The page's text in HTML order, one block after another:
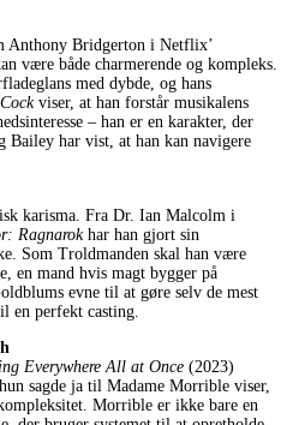
Anthony Bridgerton i Netflix’
være både charmerende og kompleks.
med dybde, og hans
Cockviser, at han forstår musikalens
– han er en karakter, der
Bailey har vist, at han kan navigere
karisma. Fra Dr. Ian Malcolm i
Ragnarokhar han gjort sin
Som Troldmanden skal han være
en mand hvis magt bygger på
evne til at gøre selv de mest
en perfekt casting.
Everywhere All at Once (2023)
sagde ja til Madame Morrible viser,
Morrible er ikke bare en